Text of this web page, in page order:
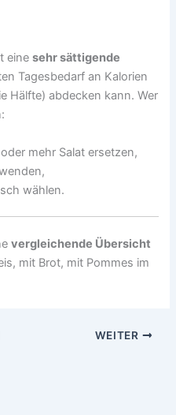
einesehr sättigende
Tagesbedarf an Kalorien
Hälfte) abdecken kann. Wer
mehr Salat ersetzen,
wählen.
vergleichende Übersicht
mit Brot, mit Pommes im
WEITER